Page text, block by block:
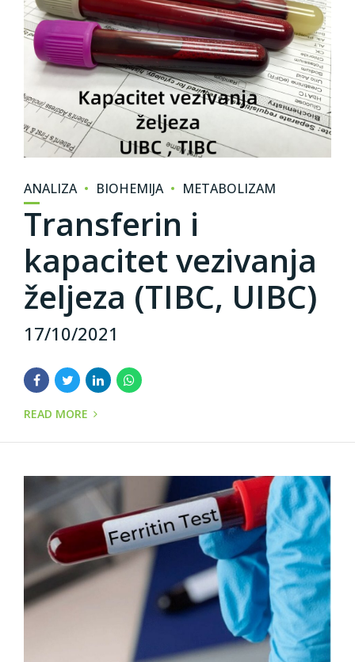
ANALIZA BIOHEMIJA METABOLIZAM
Transferin i
kapacitet vezivanja
željeza (TIBC, UIBC)
17/10/2021
READ MORE